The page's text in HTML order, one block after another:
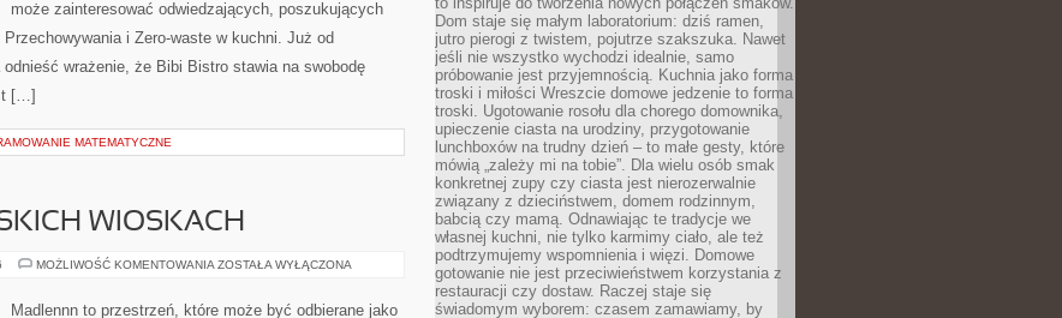
może zainteresować odwiedzających, poszukujących
i Zero-waste w kuchni. Już od
wrażenie, że Bibi Bistro stawia na swobodę
[…]
MATEMATYCZNE
WIOSKACH
MOŻLIWOŚĆ KOMENTOWANIA PODRÓŻE
WIOSKACH
ZOSTAŁA WYŁĄCZONA
Madlennn to przestrzeń, które może być odbierane jako
Dom staje się małym laboratorium: dziś ramen,
jutro pierogi z twistem, pojutrze szakszuka. Nawet
jeśli nie wszystko wychodzi idealnie, samo
próbowanie jest przyjemnością. Kuchnia jako forma
troski i miłości Wreszcie domowe jedzenie to forma
troski. Ugotowanie rosołu dla chorego domownika,
upieczenie ciasta na urodziny, przygotowanie
lunchboxów na trudny dzień – to małe gesty, które
mówią „zależy mi na tobie”. Dla wielu osób smak
konkretnej zupy czy ciasta jest nierozerwalnie
związany z dzieciństwem, domem rodzinnym,
babcią czy mamą. Odnawiając te tradycje we
własnej kuchni, nie tylko karmimy ciało, ale też
podtrzymujemy wspomnienia i więzi. Domowe
gotowanie nie jest przeciwieństwem korzystania z
restauracji czy dostaw. Raczej staje się
świadomym wyborem: czasem zamawiamy, by